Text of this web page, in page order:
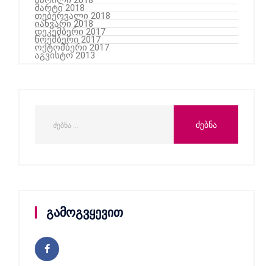
მარტი 2018
თებერვალი 2018
იანვარი 2018
დეკემბერი 2017
ნოემბერი 2017
ოქტომბერი 2017
აგვისტო 2013
გამოგვყევით